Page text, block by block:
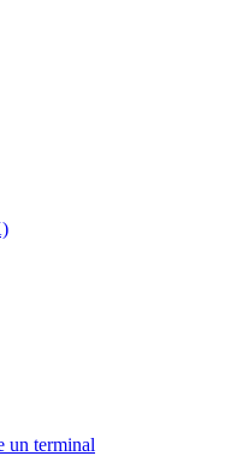
un terminal